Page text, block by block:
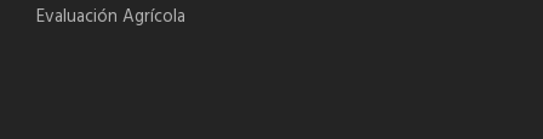
Evaluación Agrícola